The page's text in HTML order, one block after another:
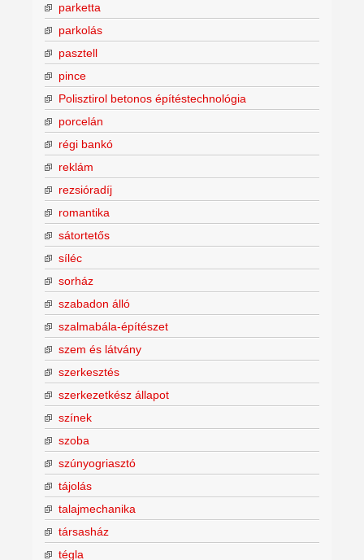
parketta
parkolás
pasztell
pince
Polisztirol betonos építéstechnológia
porcelán
régi bankó
reklám
rezsióradíj
romantika
sátortetős
síléc
sorház
szabadon álló
szalmabála-építészet
szem és látvány
szerkesztés
szerkezetkész állapot
színek
szoba
szúnyogriasztó
tájolás
talajmechanika
társasház
tégla